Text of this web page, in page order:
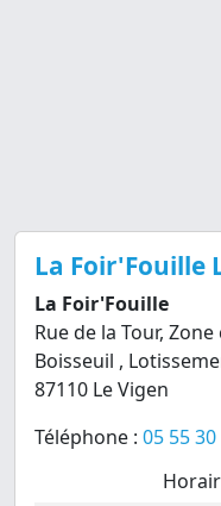
La Foir'Fouille
La Foir'Fouille
Rue de la Tour,
Boisseuil ,
87110 Le Vigen
Téléphone : 05 55